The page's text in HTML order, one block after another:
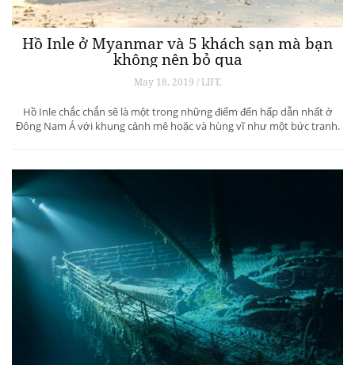
Hồ Inle ở Myanmar và 5 khách sạn mà bạn
không nên bỏ qua
May 18, 2019 / LIFE
Hồ Inle chắc chắn sẽ là một trong những điểm đến hấp dẫn nhất ở
Đông Nam Á với khung cảnh mê hoặc và hùng vĩ như một bức tranh.